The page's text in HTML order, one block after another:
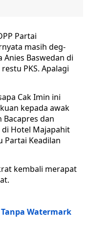
Partai
masih deg-
Baswedan di
PKS. Apalagi
Cak Imin ini
kepada awak
Bacapres dan
Hotel Majapahit
Partai Keadilan
kembali merapat
Watermark